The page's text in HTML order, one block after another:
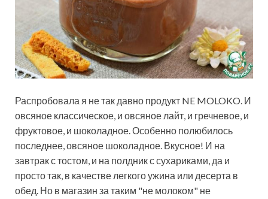
Распробовала я не так давно продукт NE MOLOKO. И
овсяное классическое, и овсяное лайт, и гречневое, и
фруктовое, и шоколадное. Особенно полюбилось
последнее, овсяное шоколадное. Вкусное! И на
завтрак с тостом, и на полдник с сухариками, да и
просто так, в качестве легкого ужина или десерта в
обед. Но в магазин за таким "не молоком" не